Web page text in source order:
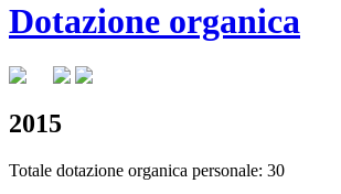
Dotazione organica
2015
Totale dotazione organica personale: 30